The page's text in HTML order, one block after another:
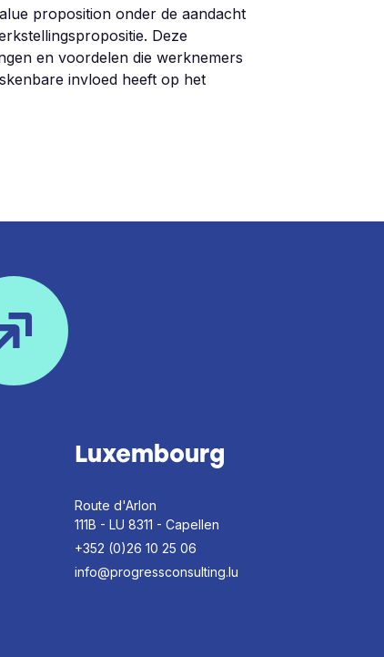
proposition onder de aandacht
Deze
en voordelen die werknemers
invloed heeft op het
Luxembourg
Route d'Arlon
111B - LU 8311 - Capellen
+352 (0)26 10 25 06
info@progressconsulting.lu